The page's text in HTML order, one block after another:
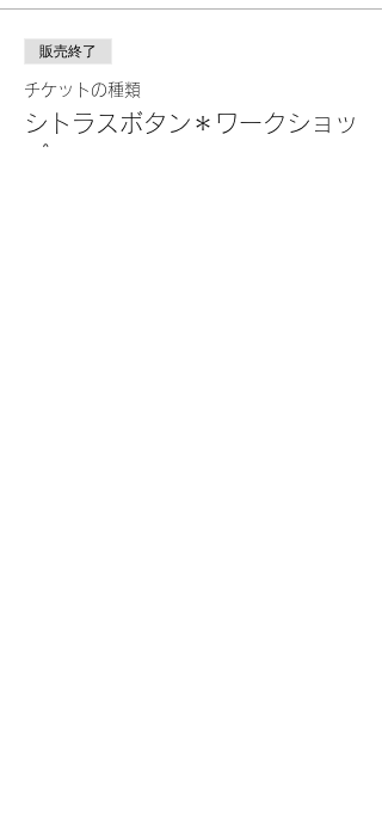
販売終了
チケットの種類
シトラスボタン＊ワークショッ